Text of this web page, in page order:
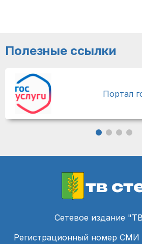
Полезные ссылки
Портал
тв
Сетевое издание
Регистрационный номер